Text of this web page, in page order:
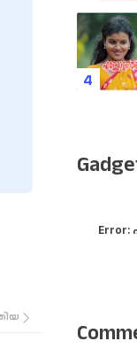
Error: